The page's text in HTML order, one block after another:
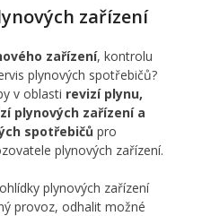
zařízení
zařízení, kontrolu
plynových spotřebičů?
v oblasti revizí plynu,
plynových zařízení a
spotřebičů pro
plynových zařízení.
plynových zařízení
provoz, odhalit možné